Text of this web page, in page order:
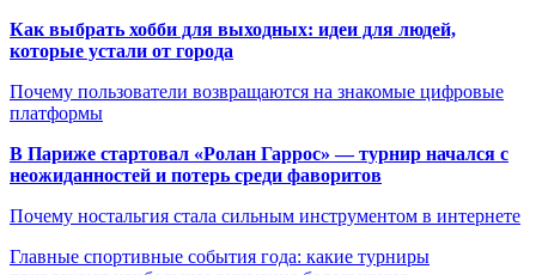
Как выбрать хобби для выходных: идеи для людей,
которые устали от города
Почему пользователи возвращаются на знакомые цифровые
платформы
В Париже стартовал «Ролан Гаррос» — турнир начался с
неожиданностей и потерь среди фаворитов
Почему ностальгия стала сильным инструментом в интернете
Главные спортивные события года: какие турниры